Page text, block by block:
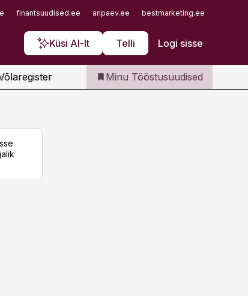
finantsuudised.ee aripaev.ee bestmarketing.ee
Küsi AI-lt Telli Logi sisse
Iseteenindus
Telli Tööstusuudised
Minu Tööstusuudised